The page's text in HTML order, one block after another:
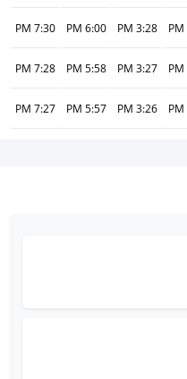
3:28 PM
6:00 PM
7:30 PM
3:27 PM
5:58 PM
7:28 PM
3:26 PM
5:57 PM
7:27 PM